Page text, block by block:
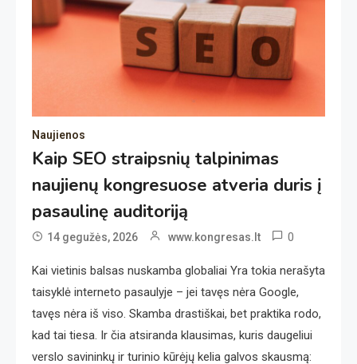
Naujienos
Kaip SEO straipsnių talpinimas
naujienų kongresuose atveria duris į
pasaulinę auditoriją
14 gegužės, 2026 www.kongresas.lt 0
Kai vietinis balsas nuskamba globaliai Yra tokia nerašyta
taisyklė interneto pasaulyje – jei tavęs nėra Google,
tavęs nėra iš viso. Skamba drastiškai, bet praktika rodo,
kad tai tiesa. Ir čia atsiranda klausimas, kuris daugeliui
verslo savininkų ir turinio kūrėjų kelia galvos skausmą: